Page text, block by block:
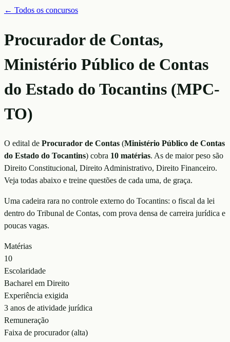
← Todos os concursos
Procurador de Contas,
Ministério Público de Contas
do Estado do Tocantins (MPC-
TO)
O edital de Procurador de Contas (Ministério Público de Contas
do Estado do Tocantins) cobra 10 matérias. As de maior peso são
Direito Constitucional, Direito Administrativo, Direito Financeiro.
Veja todas abaixo e treine questões de cada uma, de graça.
Uma cadeira rara no controle externo do Tocantins: o fiscal da lei
dentro do Tribunal de Contas, com prova densa de carreira jurídica e
poucas vagas.
Matérias
10
Escolaridade
Bacharel em Direito
Experiência exigida
3 anos de atividade jurídica
Remuneração
Faixa de procurador (alta)